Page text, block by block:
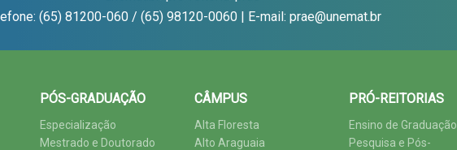
(65) 81200-060 / (65) 98120-0060 | E-mail: prae@unemat.br
PÓS-GRADUAÇÃO
Especialização
Mestrado e Doutorado
CÂMPUS
Alta Floresta
Alto Araguaia
PRÓ-REITORIAS
Ensino de Graduação
Pesquisa e Pós-